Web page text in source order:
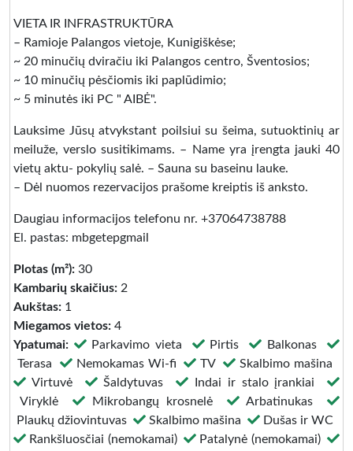
VIETA IR INFRASTRUKTŪRA
– Ramioje Palangos vietoje, Kunigiškėse;
~ 20 minučių dviračiu iki Palangos centro, Šventosios;
~ 10 minučių pėsčiomis iki paplūdimio;
~ 5 minutės iki PC " AIBĖ".
Lauksime Jūsų atvykstant poilsiui su šeima, sutuoktinių ar
meiluže, verslo susitikimams. – Name yra įrengta jauki 40
vietų aktu- pokylių salė. – Sauna su baseinu lauke.
– Dėl nuomos rezervacijos prašome kreiptis iš anksto.
Daugiau informacijos telefonu nr. +37064738788
El. pastas: mbgetepgmail
Plotas (m²): 30
Kambarių skaičius: 2
Aukštas: 1
Miegamos vietos: 4
Ypatumai:
Parkavimo vieta Pirtis
Balkonas
Terasa
Nemokamas Wi-fi TV
Skalbimo mašina
Virtuvė
Šaldytuvas
Indai ir stalo įrankiai
Viryklė
Mikrobangų krosnelė
Arbatinukas
Plaukų džiovintuvas
Skalbimo mašina
Dušas ir WC
Rankšluosčiai (nemokamai)
Patalynė (nemokamai)